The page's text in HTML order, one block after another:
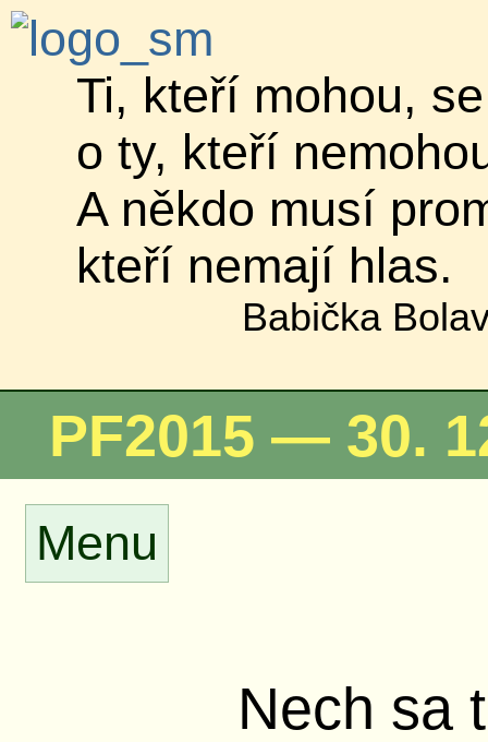
Ti, kteří mohou,
o ty, kteří
A někdo musí
kteří nemají hlas.
Babička
PF2015 — 30.
Menu
Nech sa